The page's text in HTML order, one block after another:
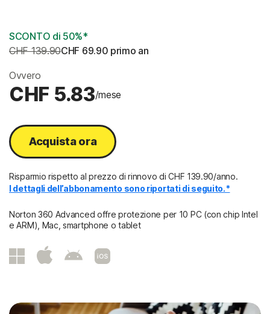
SCONTO di 50%*
CHF 139.90CHF 69.90 primo an
Ovvero
CHF 5.83/mese
Acquista ora
Risparmio rispetto al prezzo di rinnovo diCHF 139.90/anno.
I dettagli dell’abbonamento sono riportati di seguito.*
Norton 360 Advanced offre protezione per 10 PC (con chip Intel
e ARM), Mac, smartphone o tablet